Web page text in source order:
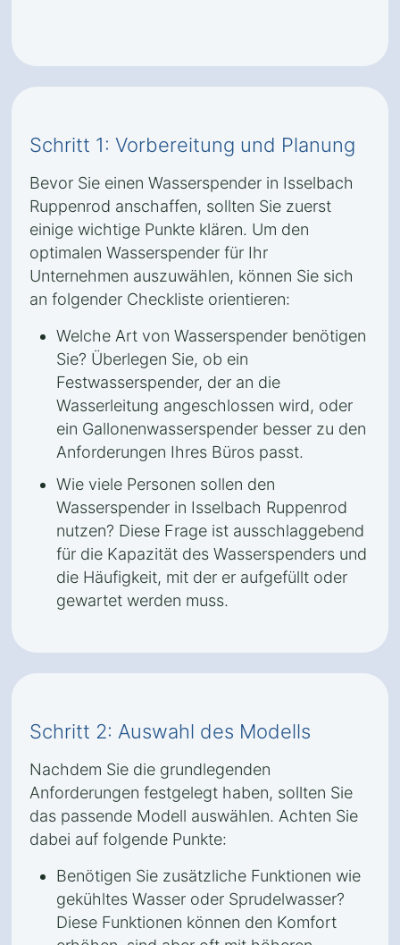
Schritt 1: Vorbereitung und Planung
Bevor Sie einen Wasserspender in Isselbach
Ruppenrod anschaffen, sollten Sie zuerst
einige wichtige Punkte klären. Um den
optimalen Wasserspender für Ihr
Unternehmen auszuwählen, können Sie sich
an folgender Checkliste orientieren:
Welche Art von Wasserspender benötigen
Sie? Überlegen Sie, ob ein
Festwasserspender, der an die
Wasserleitung angeschlossen wird, oder
ein Gallonenwasserspender besser zu den
Anforderungen Ihres Büros passt.
Wie viele Personen sollen den
Wasserspender in Isselbach Ruppenrod
nutzen? Diese Frage ist ausschlaggebend
für die Kapazität des Wasserspenders und
die Häufigkeit, mit der er aufgefüllt oder
gewartet werden muss.
Schritt 2: Auswahl des Modells
Nachdem Sie die grundlegenden
Anforderungen festgelegt haben, sollten Sie
das passende Modell auswählen. Achten Sie
dabei auf folgende Punkte:
Benötigen Sie zusätzliche Funktionen wie
gekühltes Wasser oder Sprudelwasser?
Diese Funktionen können den Komfort